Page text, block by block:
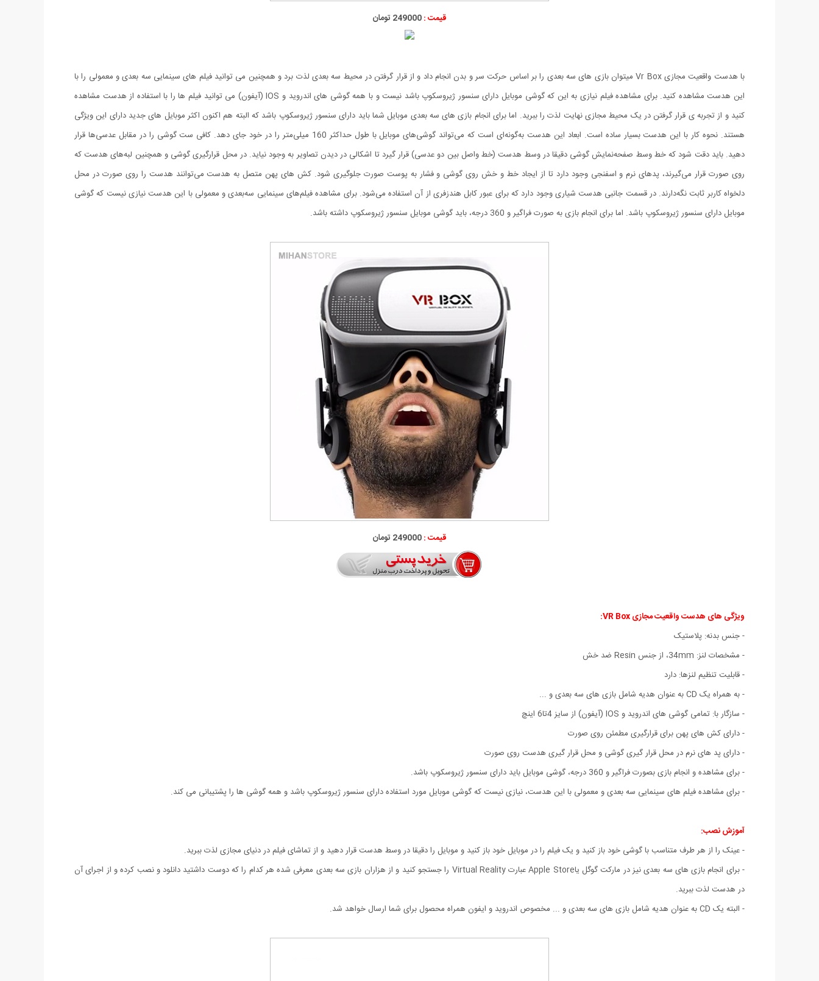
قیمت :249000 تومان
با هدست واقعیت مجازی Vr Box میتوان بازی های سه بعدی را بر اساس حرکت سر و بدن انجام داد و از قرار گرفتن در محیط سه بعدی لذت برد و همچنین می توانید فیلم های سینمایی سه بعدی و معمولی را با
این هدست مشاهده کنید. برای مشاهده فیلم نیازی به این که گوشی موبایل دارای سنسور ژیروسکوپ باشد نیست و با همه گوشی های اندروید و IOS (آیفون) می توانید فیلم ها را با استفاده از هدست مشاهده
کنید و از تجربه ی قرار گرفتن در یک محیط مجازی نهایت لذت را ببرید. اما برای انجام بازی های سه بعدی موبایل شما باید دارای سنسور ژیروسکوپ باشد که البته هم اکنون اکثر موبایل های جدید دارای این ویژگی
هستند. نحوه کار با این هدست بسیار ساده است. ابعاد این هدست به‌گونه‌ای است که می‌تواند گوشی‌های موبایل با طول حداکثر 160 میلی‌متر را در خود جای دهد. کافی ست گوشی را در مقابل عدسی‌ها قرار
دهید. باید دقت شود که خط وسط صفحه‌نمایش گوشی دقیقا در وسط هدست (خط واصل بین دو عدسی) قرار گیرد تا اشکالی در دیدن تصاویر به وجود نیاید. در محل قرارگیری گوشی و همچنین لبه‌های هدست که
روی صورت قرار می‌گیرند، پدهای نرم و اسفنجی وجود دارد تا از ایجاد خط و خش روی گوشی و فشار به پوست صورت جلوگیری شود. کش های پهن متصل به هدست می‌توانند هدست را روی صورت در محل
دلخواه کاربر ثابت نگه‌دارند. در قسمت جانبی هدست شیاری وجود دارد که برای عبور کابل هندزفری از آن استفاده می‌شود. برای مشاهده فیلم‌های سینمایی سه‌بعدی و معمولی با این هدست نیازی نیست که گوشی
موبایل دارای سنسور ژیروسکوپ باشد. اما برای انجام بازی به صورت فراگیر و 360 درجه، باید گوشی موبایل سنسور ژیروسکوپ داشته باشد.
قیمت :249000 تومان
ویژگی های هدست واقعیت مجازی VR Box:
- جنس بدنه: پلاستیک
- مشخصات لنز: 34mm، از جنس Resin ضد خش
- قابلیت تنظیم لنزها: دارد
- به همراه یک CD به عنوان هدیه شامل بازی های سه بعدی و ...
- سازگار با: تمامی گوشی های اندروید و IOS (آیفون) از سایز 4تا6 اینچ
- دارای کش های پهن برای قرارگیری مطمئن روی صورت
- دارای پد های نرم در محل قرار گیری گوشی و محل قرار گیری هدست روی صورت
- برای مشاهده و انجام بازی بصورت فراگیر و 360 درجه، گوشی موبایل باید دارای سنسور ژیروسکوپ باشد.
- برای مشاهده فیلم های سینمایی سه بعدی و معمولی با این هدست، نیازی نیست که گوشی موبایل مورد استفاده دارای سنسور ژیروسکوپ باشد و همه گوشی ها را پشتیبانی می کند.
آموزش نصب:
- عینک را از هر طرف متناسب با گوشی خود باز کنید و یک فیلم را در موبایل خود باز کنید و موبایل را دقیقا در وسط هدست قرار دهید و از تماشای فیلم در دنیای مجازی لذت ببرید.
- برای انجام بازی های سه بعدی نیز در مارکت گوگل یاApple Store عبارت Virtual Reality را جستجو کنید و از هزاران بازی سه بعدی معرفی شده هر کدام را که دوست داشتید دانلود و نصب کرده و از اجرای آن
در هدست لذت ببرید.
- البته یک CD به عنوان هدیه شامل بازی های سه بعدی و ... مخصوص اندروید و ایفون همراه محصول برای شما ارسال خواهد شد.